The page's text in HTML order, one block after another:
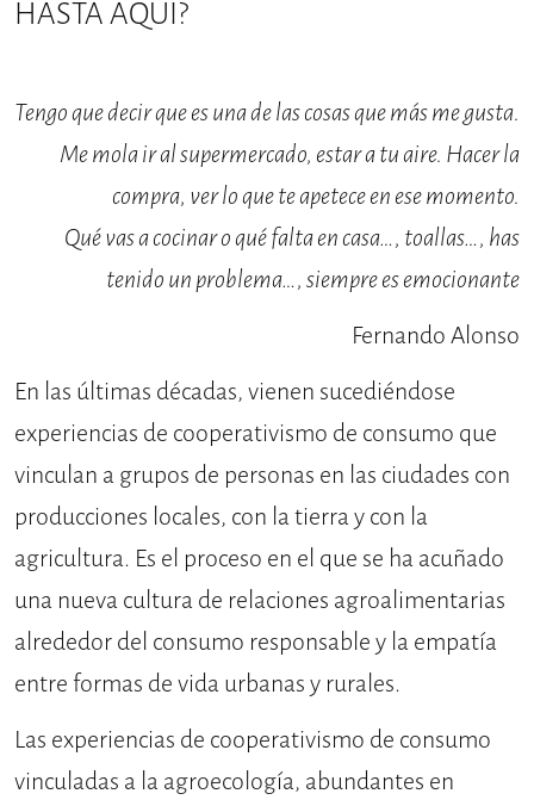
HASTA AQUÍ?
Tengo que decir que es una de las cosas que más me gusta.
Me mola ir al supermercado, estar a tu aire. Hacer la
compra, ver lo que te apetece en ese momento.
Qué vas a cocinar o qué falta en casa…, toallas…, has
tenido un problema…, siempre es emocionante
Fernando Alonso
En las últimas décadas, vienen sucediéndose
experiencias de cooperativismo de consumo que
vinculan a grupos de personas en las ciudades con
producciones locales, con la tierra y con la
agricultura. Es el proceso en el que se ha acuñado
una nueva cultura de relaciones agroalimentarias
alrededor del consumo responsable y la empatía
entre formas de vida urbanas y rurales.
Las experiencias de cooperativismo de consumo
vinculadas a la agroecología, abundantes en